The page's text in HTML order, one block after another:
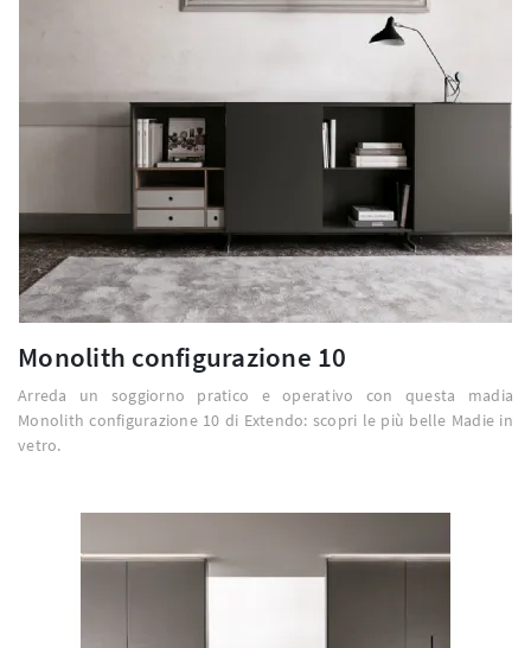
Monolith configurazione 10
Arreda un soggiorno pratico e operativo con questa madia
Monolith configurazione 10 di Extendo: scopri le più belle Madie in
vetro.